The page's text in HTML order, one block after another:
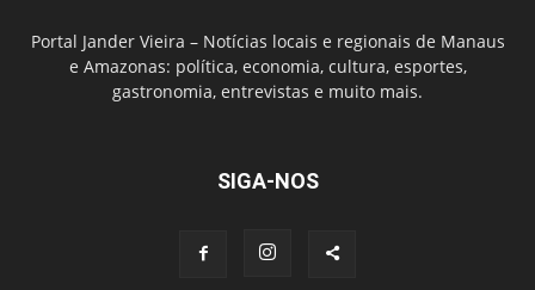
Portal Jander Vieira – Notícias locais e regionais de Manaus
e Amazonas: política, economia, cultura, esportes,
gastronomia, entrevistas e muito mais.
SIGA-NOS